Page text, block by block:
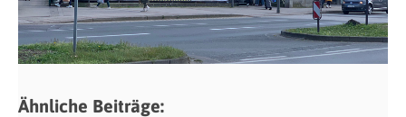
Ähnliche Beiträge: